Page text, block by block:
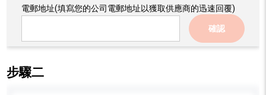
電郵地址(填寫您的公司電郵地址以獲取供應商的迅速回覆)
確認
步驟二